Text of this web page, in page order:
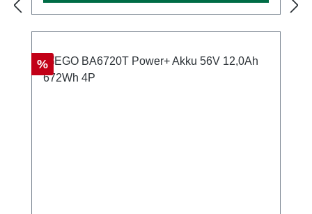
Rabatt
%